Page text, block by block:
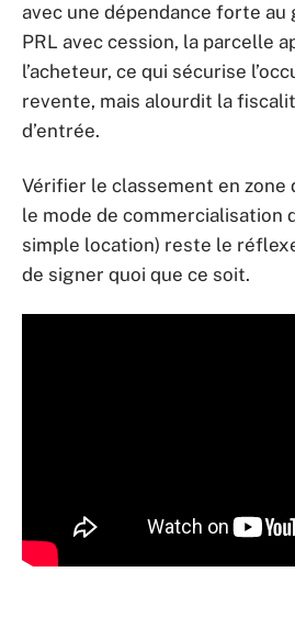
avec une dépendance forte au
PRL avec cession, la parcelle
l’acheteur, ce qui sécurise
revente, mais alourdit la
d’entrée.
Vérifier le classement en zone
le mode de commercialisation
simple location) reste le
de signer quoi que ce soit.